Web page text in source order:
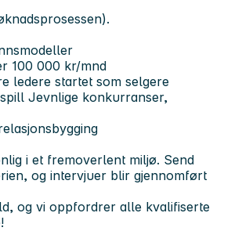
100 000 kr/mnd
ledere startet som selgere
Jevnlige konkurranser,
i et fremoverlent miljø. Send
og intervjuer blir gjennomført
og vi oppfordrer alle kvalifiserte